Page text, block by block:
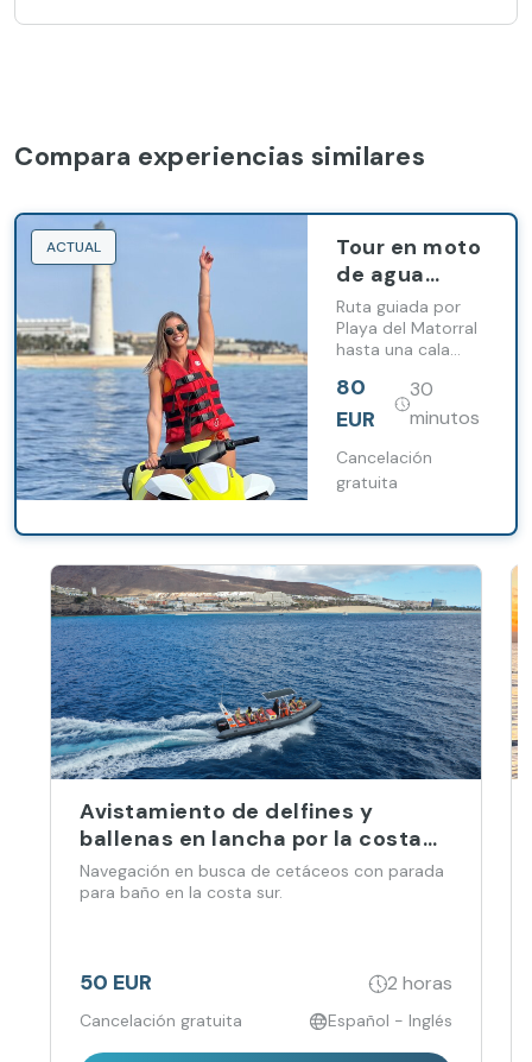
Compara experiencias similares
ACTUAL
Tour en moto
de agua
desde Morro
Jable
Ruta guiada por
Playa del Matorral
hasta una cala
moto acuática
80
EUR
30
minutos
Cancelación
gratuita
Avistamiento de delfines y
ballenas en lancha por la costa
de Jandía
Navegación en busca de cetáceos con parada
para baño en la costa sur.
50 EUR 2 horas
Cancelación gratuita Español - Inglés